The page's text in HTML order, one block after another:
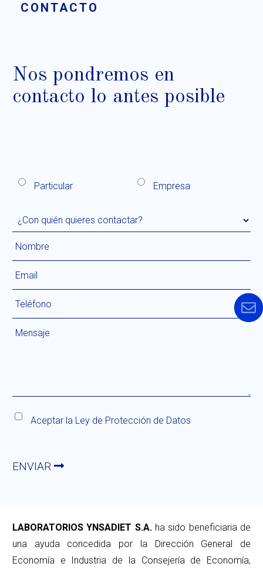
CONTACTO
Nos pondremos en
contacto lo antes posible
Particular Empresa
Aceptar la Ley de Protección de Datos
ENVIAR
LABORATORIOS YNSADIET S.A.ha sido beneficiaria de
una ayuda concedida por la Dirección General de
Economía e Industria de la Consejería de Economía,